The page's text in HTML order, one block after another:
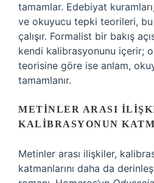
tamamlar. Edebiyat
ve okuyucu tepki teorileri, bu
çalışır. Formalist bir bakış
kendi kalibrasyonunu içerir;
teorisine göre ise anlam,
tamamlanır.
METINLER ARASI
KALIBRASYONUN
Metinler arası ilişkiler,
katmanlarını daha da